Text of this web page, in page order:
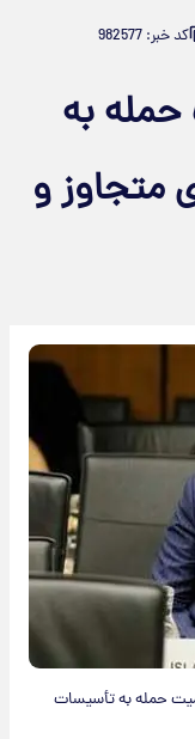
کد خبر: 982577
به
و
حمله به تأسیسات